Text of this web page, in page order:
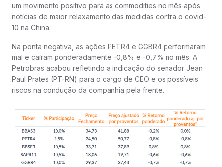
um movimento positivo para as commodities no mês após
notícias de maior relaxamento das medidas contra o covid-
10 na China.
Na ponta negativa, as ações PETR4 e GGBR4 performaram
mal e caíram ponderadamente -0,8% e -0,7% no mês. A
Petrobras acabou refletindo a indicação do senador Jean
Paul Prates (PT-RN) para o cargo de CEO e os possíveis
riscos na condução da companhia pela frente.